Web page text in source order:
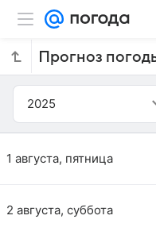
2025
1 августа, пятница
2 августа, суббота